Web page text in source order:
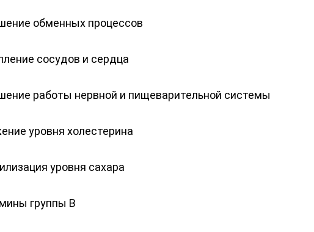
обменных процессов
сосудов и сердца
работы нервной и пищеварительной системы
уровня холестерина
уровня сахара
группы В